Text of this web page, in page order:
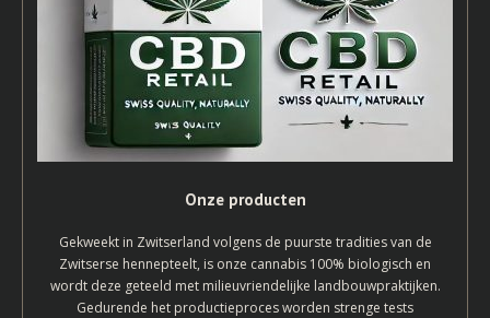
Onze producten
Gekweekt in Zwitserland volgens de puurste tradities van de
Zwitserse hennepteelt, is onze cannabis 100% biologisch en
wordt deze geteeld met milieuvriendelijke landbouwpraktijken.
Gedurende het productieproces worden strenge tests